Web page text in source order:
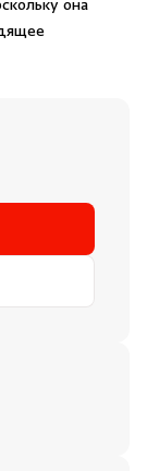
она